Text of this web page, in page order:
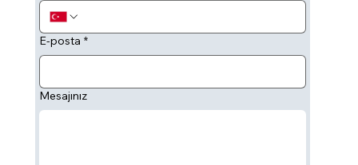
E-posta *
Mesajınız